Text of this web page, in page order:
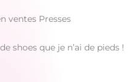
ventes Presses
shoes que je n’ai de pieds !